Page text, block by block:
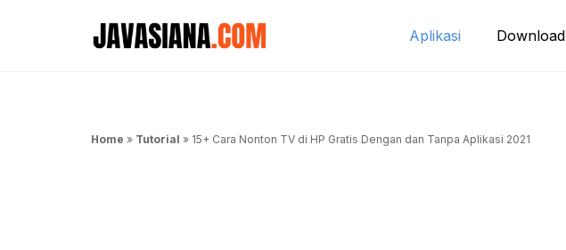
Aplikasi Download
Home » Tutorial » 15+ Cara Nonton TV di HP Gratis Dengan dan Tanpa Aplikasi 2021